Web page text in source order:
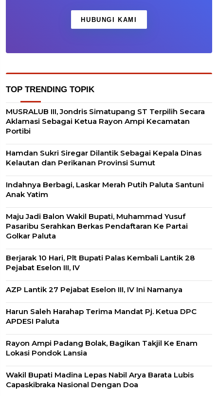
HUBUNGI KAMI
TOP TRENDING TOPIK
MUSRALUB III, Jondris Simatupang ST Terpilih Secara
Aklamasi Sebagai Ketua Rayon Ampi Kecamatan
Portibi
Hamdan Sukri Siregar Dilantik Sebagai Kepala Dinas
Kelautan dan Perikanan Provinsi Sumut
Indahnya Berbagi, Laskar Merah Putih Paluta Santuni
Anak Yatim
Maju Jadi Balon Wakil Bupati, Muhammad Yusuf
Pasaribu Serahkan Berkas Pendaftaran Ke Partai
Golkar Paluta
Berjarak 10 Hari, Plt Bupati Palas Kembali Lantik 28
Pejabat Eselon III, IV
AZP Lantik 27 Pejabat Eselon III, IV Ini Namanya
Harun Saleh Harahap Terima Mandat Pj. Ketua DPC
APDESI Paluta
Rayon Ampi Padang Bolak, Bagikan Takjil Ke Enam
Lokasi Pondok Lansia
Wakil Bupati Madina Lepas Nabil Arya Barata Lubis
Capaskibraka Nasional Dengan Doa